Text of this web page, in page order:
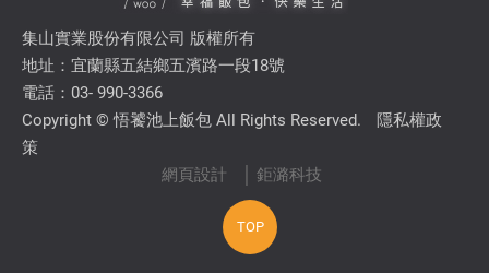
集山實業股份有限公司 版權所有
地址：宜蘭縣五結鄉五濱路一段18號
電話：03- 990-3366
Copyright © 悟饕池上飯包 All Rights Reserved.
隱私權政
策
網頁設計
│ 鉅潞科技
TOP